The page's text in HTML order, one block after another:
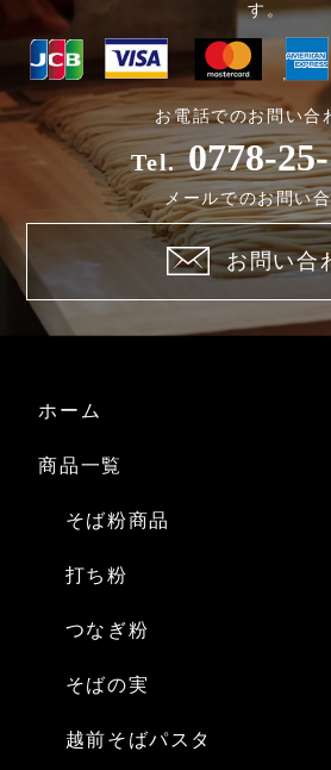
す。
お電話でのお問い合
Tel. 0778-
メールでのお問い
お問い合
ホーム
商品一覧
そば粉商品
打ち粉
つなぎ粉
そばの実
越前そばパスタ